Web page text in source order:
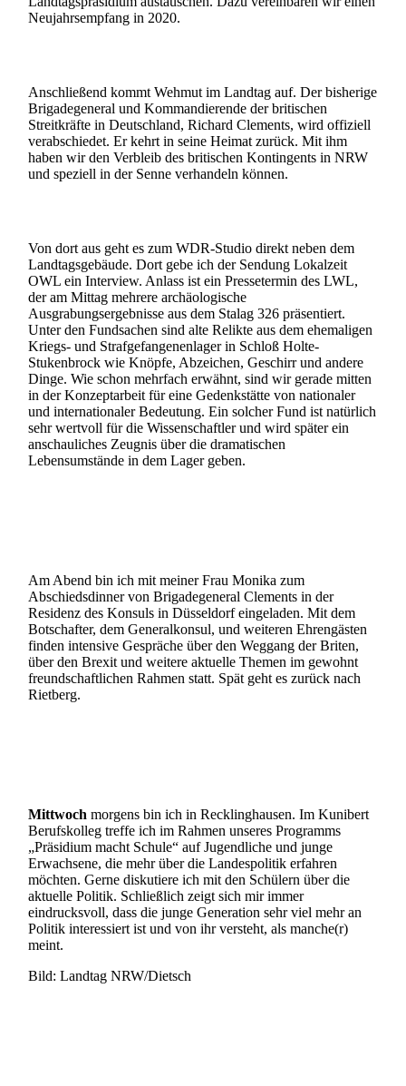
Neujahrsempfang in 2020.
Anschließend kommt Wehmut im Landtag auf. Der bisherige
Brigadegeneral und Kommandierende der britischen
Streitkräfte in Deutschland, Richard Clements, wird offiziell
verabschiedet. Er kehrt in seine Heimat zurück. Mit ihm
haben wir den Verbleib des britischen Kontingents in NRW
und speziell in der Senne verhandeln können.
Von dort aus geht es zum WDR-Studio direkt neben dem
Landtagsgebäude. Dort gebe ich der Sendung Lokalzeit
OWL ein Interview. Anlass ist ein Pressetermin des LWL,
der am Mittag mehrere archäologische
Ausgrabungsergebnisse aus dem Stalag 326 präsentiert.
Unter den Fundsachen sind alte Relikte aus dem ehemaligen
Kriegs- und Strafgefangenenlager in Schloß Holte-
Stukenbrock wie Knöpfe, Abzeichen, Geschirr und andere
Dinge. Wie schon mehrfach erwähnt, sind wir gerade mitten
in der Konzeptarbeit für eine Gedenkstätte von nationaler
und internationaler Bedeutung. Ein solcher Fund ist natürlich
sehr wertvoll für die Wissenschaftler und wird später ein
anschauliches Zeugnis über die dramatischen
Lebensumstände in dem Lager geben.
Am Abend bin ich mit meiner Frau Monika zum
Abschiedsdinner von Brigadegeneral Clements in der
Residenz des Konsuls in Düsseldorf eingeladen. Mit dem
Botschafter, dem Generalkonsul, und weiteren Ehrengästen
finden intensive Gespräche über den Weggang der Briten,
über den Brexit und weitere aktuelle Themen im gewohnt
freundschaftlichen Rahmen statt. Spät geht es zurück nach
Rietberg.
Mittwoch morgens bin ich in Recklinghausen. Im Kunibert
Berufskolleg treffe ich im Rahmen unseres Programms
„Präsidium macht Schule“ auf Jugendliche und junge
Erwachsene, die mehr über die Landespolitik erfahren
möchten. Gerne diskutiere ich mit den Schülern über die
aktuelle Politik. Schließlich zeigt sich mir immer
eindrucksvoll, dass die junge Generation sehr viel mehr an
Politik interessiert ist und von ihr versteht, als manche(r)
meint.
Bild: Landtag NRW/Dietsch